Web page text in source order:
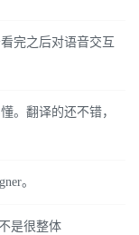
完之后对语音交互
。翻译的还不错，
。
是很整体